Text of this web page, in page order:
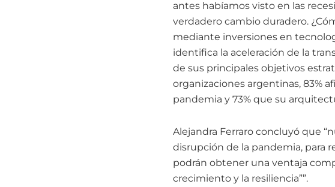
antes habíamos visto en las
verdadero cambio duradero.
mediante inversiones en
identifica la aceleración de la
de sus principales objetivos
organizaciones argentinas, 83%
pandemia y 73% que su
Alejandra Ferraro concluyó que
disrupción de la pandemia, para
podrán obtener una ventaja
crecimiento y la resiliencia””.